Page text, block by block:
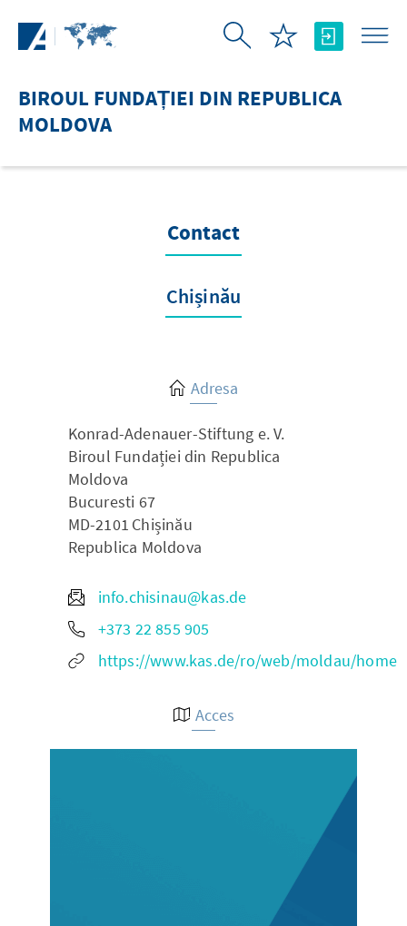
BIROUL FUNDAȚIEI DIN REPUBLICA
MOLDOVA
Contact
Chișinău
Adresa
Konrad-Adenauer-Stiftung e. V.
Biroul Fundației din Republica
Moldova
Bucuresti 67
MD-2101 Chișinău
Republica Moldova
info.chisinau@kas.de
+373 22 855 905
https://www.kas.de/ro/web/moldau/home
Acces